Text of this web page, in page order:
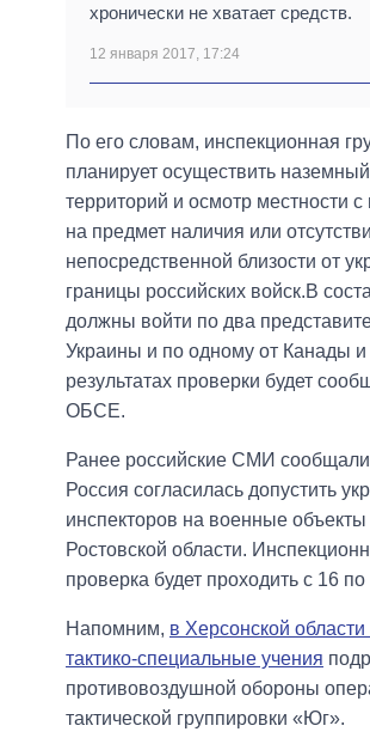
хронически не хватает средств.
12 января 2017, 17:24
По его словам, инспекционная
планирует осуществить
территорий и осмотр местности с
на предмет наличия или
непосредственной близости от
границы российских войск.В
должны войти по два
Украины и по одному от Канады
результатах проверки будет
ОБСЕ.
Ранее российские СМИ
Россия согласилась допустить
инспекторов на военные объекты
Ростовской области.
проверка будет проходить с 16
Напомним, в Херсонской
тактико-специальные учения
противовоздушной обороны
тактической группировки «Юг».